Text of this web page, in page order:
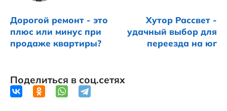
Дорогой ремонт - это
плюс или минус при
продаже квартиры?
Хутор Рассвет -
удачный выбор для
переезда на юг
Поделиться в соц.сетях